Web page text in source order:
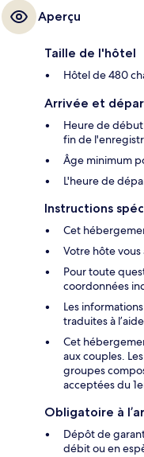
Aperçu
Taille de l'hôtel
Hôtel de 480
Arrivée et
Heure de
fin de
Âge minimum
L'heure de
Instructions
Cet
Votre hôte vous
Pour toute
coordonnées
Les
traduites à
Cet
aux couples.
groupes
acceptées du
Obligatoire à
Dépôt de
débit ou en